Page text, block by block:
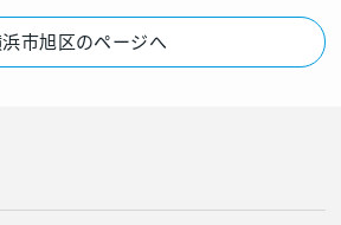
市旭区のページへ